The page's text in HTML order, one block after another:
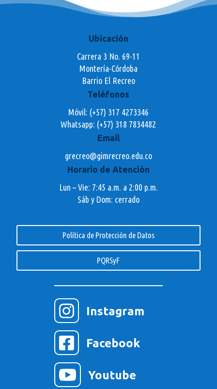
Ubicación
Carrera 3 No. 69-11
Montería-Córdoba
Barrio El Recreo
Teléfonos
Móvil: (+57) 317 4273346
Whatsapp: (+57) 318 7834482
Email
grecreo@gimrecreo.edu.co
Horario de Atención
Lun – Vie: 7:45 a.m. a 2:00 p.m.
Sáb y Dom: cerrado
Política de Protección de Datos
PQRSyF
 Instagram
 Facebook
 Youtube